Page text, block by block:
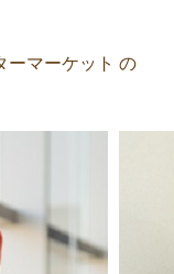
マーケット の